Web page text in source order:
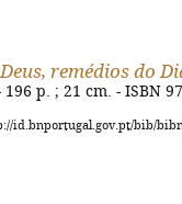
remédios do
p. ; 21 cm. - ISBN
id.bnportugal.gov.pt/bib/